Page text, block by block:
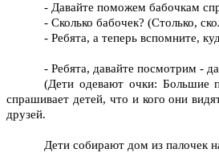
- Давайте поможем бабочкам
- Сколько бабочек? (Столько,
- Ребята, а теперь вспомните,
- Ребята, давайте посмотрим -
(Дети одевают очки: Большие
спрашивает детей, что и кого они
друзей.
Дети собирают дом из палочек